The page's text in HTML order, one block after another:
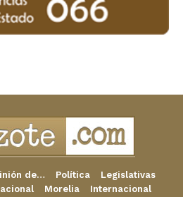
de… Política
Legislativas
Morelia Internacional